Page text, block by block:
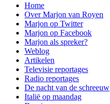
Home
Over Marjon van Royen
Marjon op Twitter
Marjon op Facebook
Marjon als spreker?
Weblog
Artikelen
Televisie reportages
Radio reportages
De nacht van de schreeuw
Italië op maandag